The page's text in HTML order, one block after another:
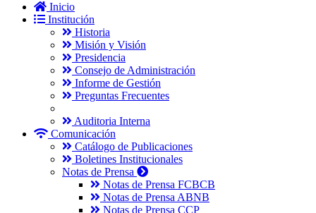
Inicio
Institución
Historia
Misión y Visión
Presidencia
Consejo de Administración
Informe de Gestión
Preguntas Frecuentes
Auditoria Interna
Comunicación
Catálogo de Publicaciones
Boletines Institucionales
Notas de Prensa
Notas de Prensa FCBCB
Notas de Prensa ABNB
Notas de Prensa CCP